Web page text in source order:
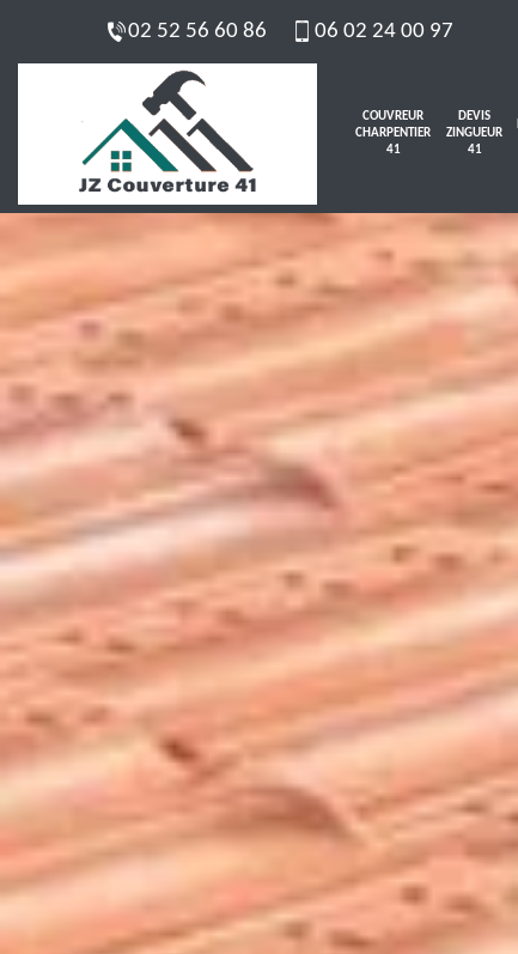
02 52 56 60 86 06 02 24 00 97
COUVREUR
CHARPENTIER
41
DEVIS
ZINGUEUR
41